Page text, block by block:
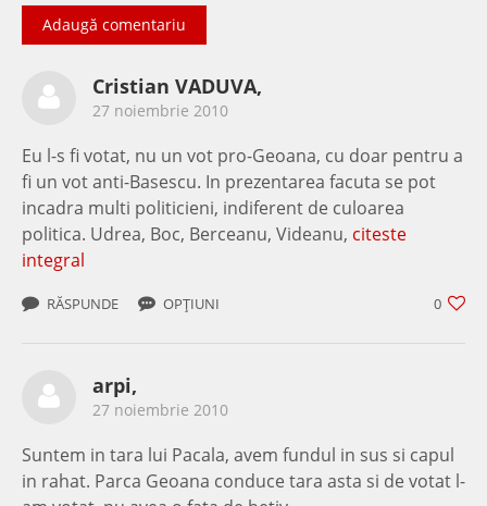
Adaugă comentariu
Cristian VADUVA,
27 noiembrie 2010
Eu l-s fi votat, nu un vot pro-Geoana, cu doar pentru a
fi un vot anti-Basescu. In prezentarea facuta se pot
incadra multi politicieni, indiferent de culoarea
politica. Udrea, Boc, Berceanu, Videanu, citeste
integral
0
RĂSPUNDE OPȚIUNI
arpi,
27 noiembrie 2010
Suntem in tara lui Pacala, avem fundul in sus si capul
in rahat. Parca Geoana conduce tara asta si de votat l-